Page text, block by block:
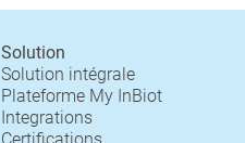
Solution
Solution intégrale
Plateforme My InBiot
Integrations